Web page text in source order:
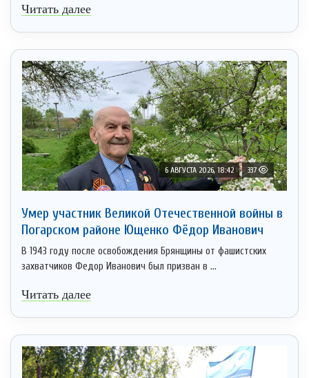
Читать далее
6 АВГУСТА 2026, 18:42 337
Умер участник Великой Отечественной войны в
Погарском районе Ющенко Фёдор Иванович
В 1943 году после освобождения Брянщины от фашистских
захватчиков Федор Иванович был призван в ...
Читать далее